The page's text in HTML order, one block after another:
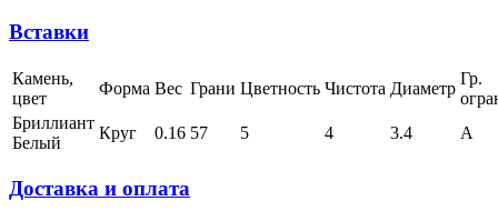
Вставки
Камень,
цвет
Форма Вес Грани Цветность Чистота Диаметр
Гр.
Бриллиант
Белый
Круг 0.16 57 5 4 3.4 А
Доставка и оплата